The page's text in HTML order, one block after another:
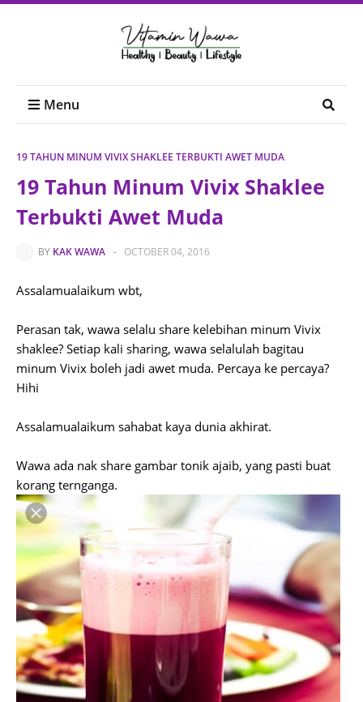
Menu
19 TAHUN MINUM VIVIX SHAKLEE TERBUKTI AWET MUDA
19 Tahun Minum Vivix Shaklee
Terbukti Awet Muda
BY KAK WAWA - OCTOBER 04, 2016
Assalamualaikum wbt,
Perasan tak, wawa selalu share kelebihan minum Vivix
shaklee? Setiap kali sharing, wawa selalulah bagitau
minum Vivix boleh jadi awet muda. Percaya ke percaya?
Hihi
Assalamualaikum sahabat kaya dunia akhirat.
Wawa ada nak share gambar tonik ajaib, yang pasti buat
korang ternganga.